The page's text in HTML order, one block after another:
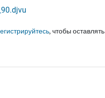
, чтобы оставлять